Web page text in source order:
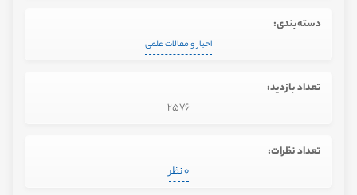
دسته‌بندی:
اخبار و مقالات علمی
تعداد بازدید:
2576
تعداد نظرات:
0 نظر